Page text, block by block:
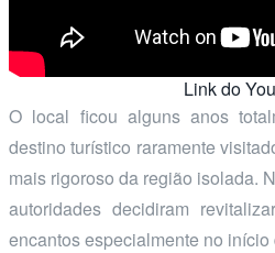
Link do
O local ficou alguns anos
destino turístico raramente
mais rigoroso da região isolada.
autoridades decidiram
encantos especialmente no